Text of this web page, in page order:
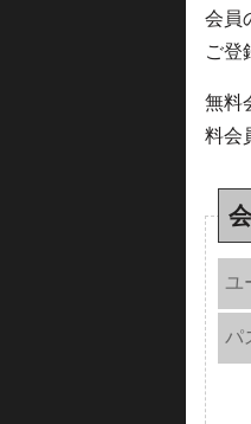
会員
ご登
無料
料会
ユ
パ